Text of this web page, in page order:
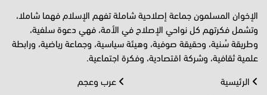
الإخوان المسلمون جماعة إصلاحية شاملة تفهم الإسلام فهما شاملا،
وتشمل فكرتهم كل نواحي الإصلاح في الأمة، فهي دعوة سلفية،
وطريقة سُنية، وحقيقة صوفية، وهيئة سياسية، وجماعة رياضية، ورابطة
علمية ثقافية، وشركة اقتصادية، وفكرة اجتماعية.
الرئيسية
عرب وعجم